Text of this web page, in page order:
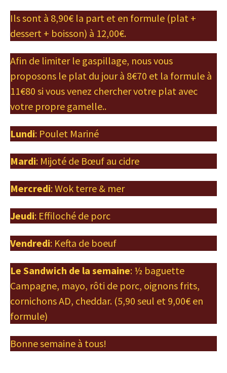
Ils sont à 8,90€ la part et en formule (plat +
dessert + boisson) à 12,00€.
Afin de limiter le gaspillage, nous vous
proposons le plat du jour à 8€70 et la formule à
11€80 si vous venez chercher votre plat avec
votre propre gamelle..
Lundi: Poulet Mariné
Mardi: Mijoté de Bœuf au cidre
Mercredi: Wok terre & mer
Jeudi: Effiloché de porc
Vendredi: Kefta de boeuf
Le Sandwich de la semaine: ½ baguette
Campagne, mayo, rôti de porc, oignons frits,
cornichons AD, cheddar. (5,90 seul et 9,00€ en
formule)
Bonne semaine à tous!